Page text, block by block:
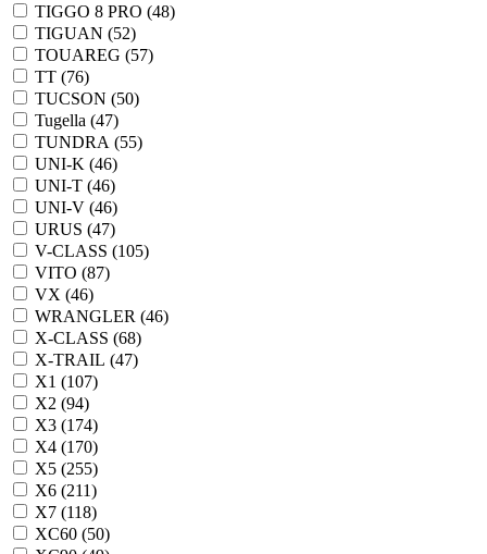
TIGGO 8 PRO (48)
TIGUAN (52)
TOUAREG (57)
TT (76)
TUCSON (50)
Tugella (47)
TUNDRA (55)
UNI-K (46)
UNI-T (46)
UNI-V (46)
URUS (47)
V-CLASS (105)
VITO (87)
VX (46)
WRANGLER (46)
X-CLASS (68)
X-TRAIL (47)
X1 (107)
X2 (94)
X3 (174)
X4 (170)
X5 (255)
X6 (211)
X7 (118)
XC60 (50)